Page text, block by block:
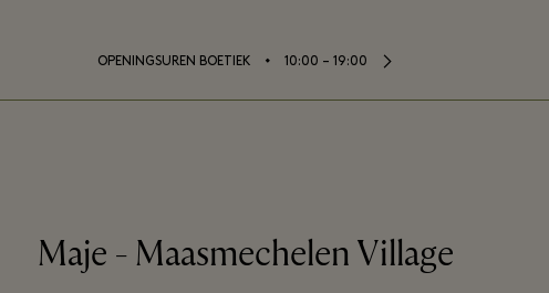
OPENINGSUREN BOETIEK ⬩ 10:00 – 19:00
Maje - Maasmechelen Village